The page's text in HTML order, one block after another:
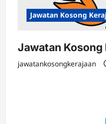
Jawatan Kosong
Jawatan Kosong
jawatankosongkerajaan